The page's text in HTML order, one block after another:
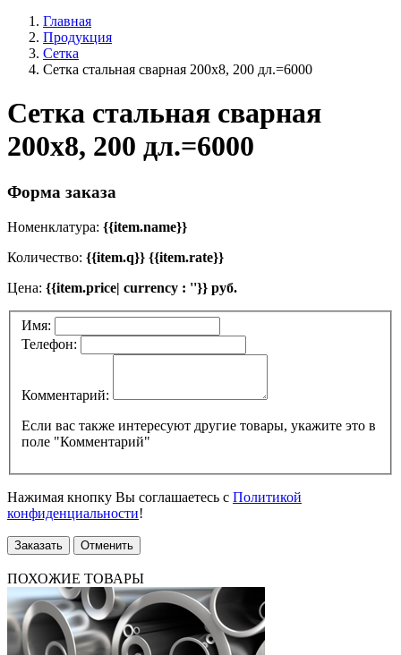
Главная
Продукция
Сетка
Сетка стальная сварная 200x8, 200 дл.=6000
Сетка стальная сварная
200x8, 200 дл.=6000
Форма заказа
Номенклатура: {{item.name}}
Количество: {{item.q}} {{item.rate}}
Цена: {{item.price| currency : ''}} руб.
Имя:
Телефон:
Комментарий:
Если вас также интересуют другие товары, укажите это в
поле "Комментарий"
Нажимая кнопку Вы соглашаетесь с Политикой
конфиденциальности!
Заказать Отменить
ПОХОЖИЕ ТОВАРЫ